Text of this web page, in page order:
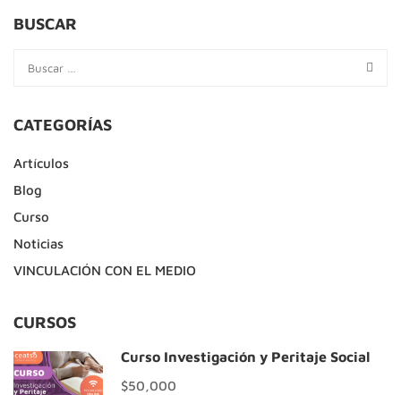
BUSCAR
CATEGORÍAS
Artículos
Blog
Curso
Noticias
VINCULACIÓN CON EL MEDIO
CURSOS
Curso Investigación y Peritaje Social
$50,000